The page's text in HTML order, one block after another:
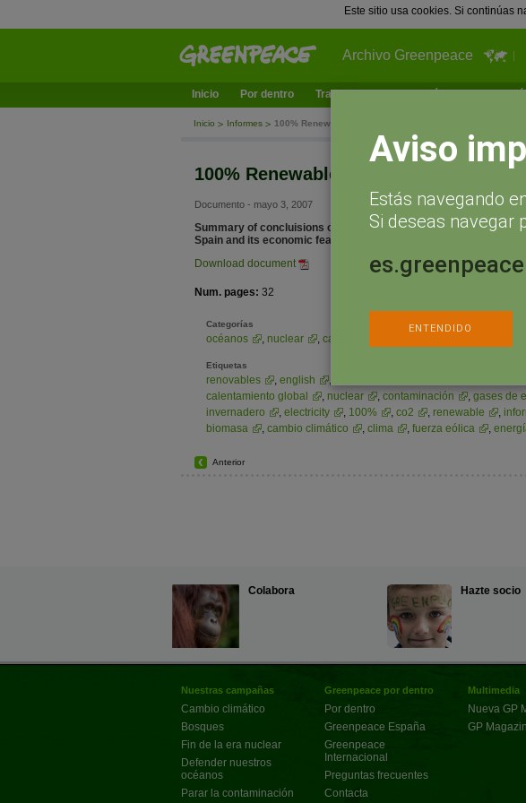
Este sitio usa cookies. Si continúas
Archivo Greenpeace
Inicio Por dentro Trabajamos en ¿Qué puedes hacer
Inicio Informes 100% Renewables - Summary of conclusions (english)
100% Renewables - Summary of
Documento - mayo 3, 2007
Summary of concluisions of the report "100% Renevables: a
Spain and its economic feasibility
Download document
Num. pages: 32
Categorías
océanos , nuclear , cambio climático
Etiquetas
renovables , english ,
calentamiento global
, nuclear , contaminación , gases de
invernadero
, electricity , 100% , co2 , renewable ,
biomasa
, cambio climático , clima , fuerza eólica ,
Anterior
Colabora Hazte socio
Nuestras campañas
Cambio climático
Bosques
Fin de la era nuclear
Defender nuestros
océanos
Parar la contaminación
Greenpeace por dentro
Por dentro
Greenpeace España
Greenpeace
Internacional
Preguntas frecuentes
Contacta
Multimedia
Nueva GP
GP
Aviso
Estás navegando
Si deseas navegar
ENTENDIDO